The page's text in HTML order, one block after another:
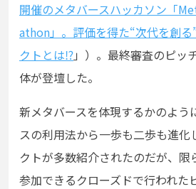
開催のメタバースハッカソン「
athon」。評価を得た“次代を創る
クトとは⁉」） 。最終審査のピッ
体が登壇した。
新メタバースを体現するかのよう
スの利用法から一歩も二歩も進化
クトが多数紹介されたのだが、限
参加できるクローズドで行われた